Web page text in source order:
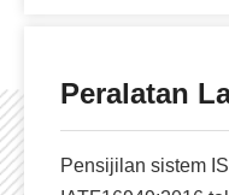
Peralatan
Pensijilan sistem